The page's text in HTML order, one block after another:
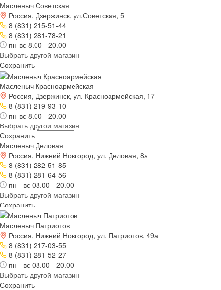
Масленыч Советская
Россия, Дзержинск, ул.Советская, 5
8 (831) 215-51-44
8 (831) 281-78-21
пн-вс 8.00 - 20.00
Выбрать другой магазин
Сохранить
Масленыч Красноармейская
Россия, Дзержинск, ул. Красноармейская, 17
8 (831) 219-93-10
пн-вс 8.00 - 20.00
Выбрать другой магазин
Сохранить
Масленыч Деловая
Россия, Нижний Новгород, ул. Деловая, 8а
8 (831) 282-51-85
8 (831) 281-64-56
пн - вс 08.00 - 20.00
Выбрать другой магазин
Сохранить
Масленыч Патриотов
Россия, Нижний Новгород, ул. Патриотов, 49а
8 (831) 217-03-55
8 (831) 281-52-27
пн - вс 08.00 - 20.00
Выбрать другой магазин
Сохранить